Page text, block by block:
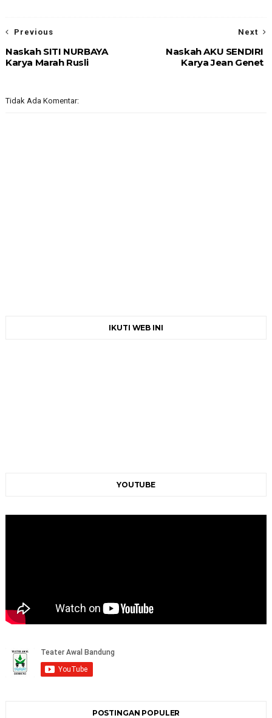
Next
Naskah AKU SENDIRI
Karya Jean Genet
Previous
Naskah SITI NURBAYA
Karya Marah Rusli
Tidak Ada Komentar:
IKUTI WEB INI
YOUTUBE
POSTINGAN POPULER